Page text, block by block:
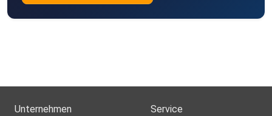
Unternehmen Service